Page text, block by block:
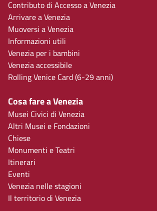
Contributo di Accesso a Venezia
Arrivare a Venezia
Muoversi a Venezia
Informazioni utili
Venezia per i bambini
Venezia accessibile
Rolling Venice Card (6-29 anni)
Cosa fare a Venezia
Musei Civici di Venezia
Altri Musei e Fondazioni
Chiese
Monumenti e Teatri
Itinerari
Eventi
Venezia nelle stagioni
Il territorio di Venezia